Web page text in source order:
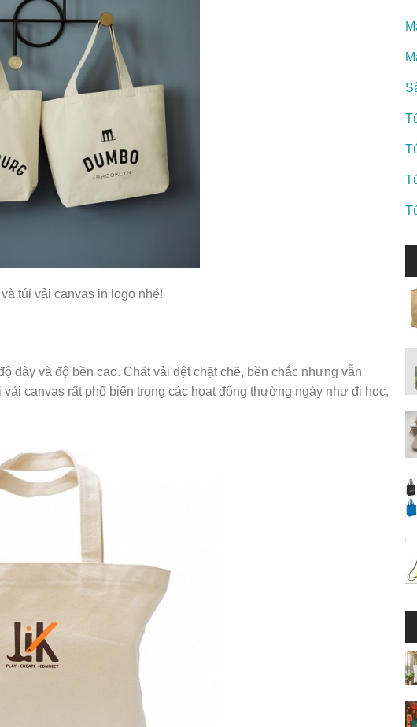
túi vải canvas in logo nhé!
dày và độ bền cao. Chất vải dệt chặt chẽ, bền chắc nhưng vẫn
canvas rất phổ biến trong các hoạt động thường ngày như đi học,